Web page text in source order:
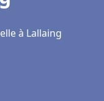
à Lallaing